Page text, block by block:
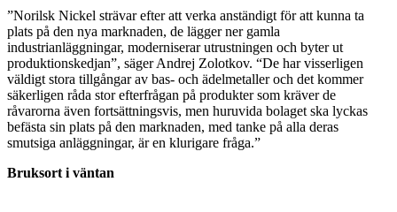
”Norilsk Nickel strävar efter att verka anständigt för att kunna ta
plats på den nya marknaden, de lägger ner gamla
industrianläggningar, moderniserar utrustningen och byter ut
produktionskedjan”, säger Andrej Zolotkov. “De har visserligen
väldigt stora tillgångar av bas- och ädelmetaller och det kommer
säkerligen råda stor efterfrågan på produkter som kräver de
råvarorna även fortsättningsvis, men huruvida bolaget ska lyckas
befästa sin plats på den marknaden, med tanke på alla deras
smutsiga anläggningar, är en klurigare fråga.”
Bruksort i väntan